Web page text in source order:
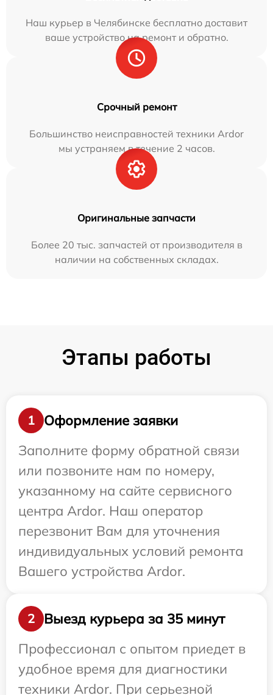
Наш курьер в Челябинске бесплатно доставит
ваше устройство на ремонт и обратно.
Срочный ремонт
Большинство неисправностей техники Ardor
мы устраняем в течение 2 часов.
Оригинальные запчасти
Более 20 тыс. запчастей от производителя в
наличии на собственных складах.
Этапы работы
1
Оформление заявки
Заполните форму обратной связи
или позвоните нам по номеру,
указанному на сайте сервисного
центра Ardor. Наш оператор
перезвонит Вам для уточнения
индивидуальных условий ремонта
Вашего устройства Ardor.
2
Выезд курьера за 35 минут
Профессионал с опытом приедет в
удобное время для диагностики
техники Ardor. При серьезной